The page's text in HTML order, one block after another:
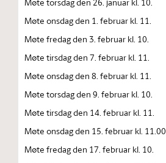
Møte onsdag den 1. februar kl. 11.
Møte fredag den 3. februar kl. 10.
Møte tirsdag den 7. februar kl. 11.
Møte onsdag den 8. februar kl. 11.
Møte torsdag den 9. februar kl. 10.
Møte tirsdag den 14. februar kl. 11.
Møte onsdag den 15. februar kl. 11.00
Møte fredag den 17. februar kl. 10.